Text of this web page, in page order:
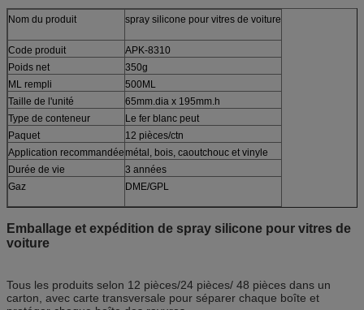
Nom du produit spray silicone pour vitres de voiture
Code produit
APK-8310
Poids net
350g
ML rempli
500ML
Taille de l'unité
65mm.dia x 195mm.h
Type de conteneur
Le fer blanc peut
Paquet
12 pièces/ctn
Application recommandéemétal, bois, caoutchouc et vinyle
Durée de vie
3 années
Gaz
DME/GPL
Emballage et expédition de spray silicone pour vitres de
voiture
Tous les produits selon 12 pièces/24 pièces/ 48 pièces dans un
carton, avec carte transversale pour séparer chaque boîte et